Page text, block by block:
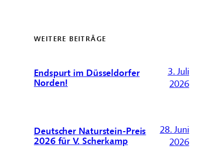
WEITERE BEITRÄGE
Endspurt im Düsseldorfer
Norden!
3. Juli
2026
Deutscher Naturstein-Preis
2026 für V. Scherkamp
28. Juni
2026